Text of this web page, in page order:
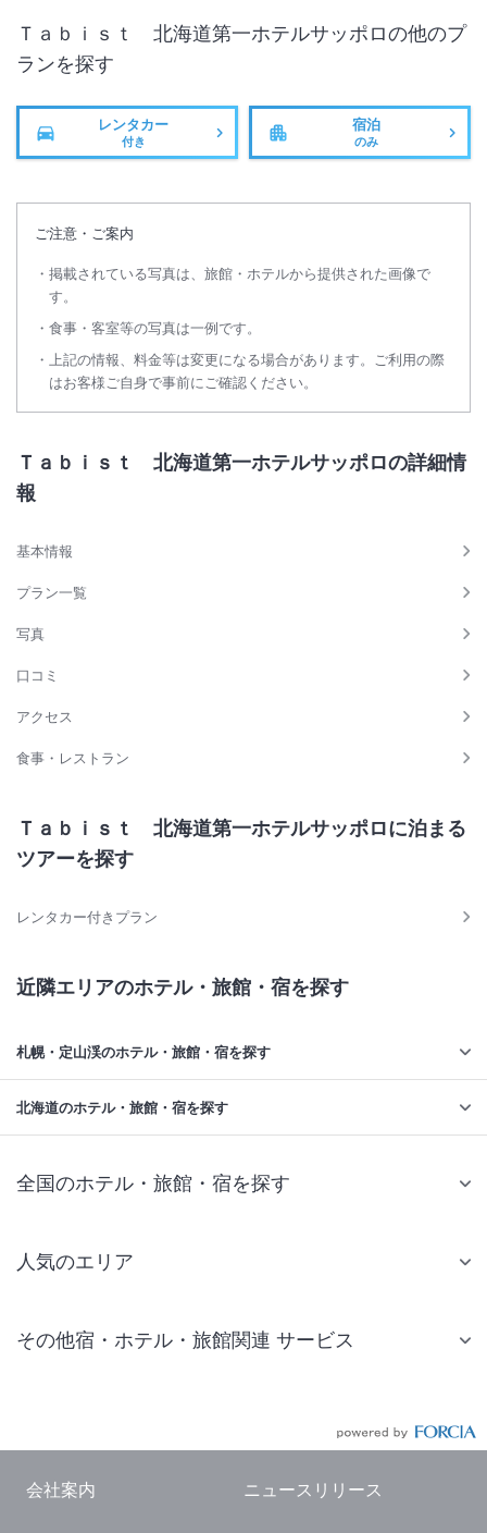
Ｔａｂｉｓｔ 北海道第一ホテルサッポロの他のプ
ランを探す
レンタカー
付き
宿泊
のみ
ご注意・ご案内
掲載されている写真は、旅館・ホテルから提供された画像で
す。
食事・客室等の写真は一例です。
上記の情報、料金等は変更になる場合があります。ご利用の際
はお客様ご自身で事前にご確認ください。
Ｔａｂｉｓｔ 北海道第一ホテルサッポロの詳細情
報
基本情報
プラン一覧
写真
口コミ
アクセス
食事・レストラン
Ｔａｂｉｓｔ 北海道第一ホテルサッポロに泊まる
ツアーを探す
レンタカー付きプラン
近隣エリアのホテル・旅館・宿を探す
札幌・定山渓のホテル・旅館・宿を探す
北海道のホテル・旅館・宿を探す
全国のホテル・旅館・宿を探す
人気のエリア
仙台 ホテル
東京ドーム ホテル
その他宿・ホテル・旅館関連 サービス
会社案内 ニュースリリース